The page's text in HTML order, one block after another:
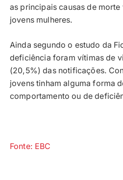
as principais causas de
jovens mulheres.
Ainda segundo o estudo da
deficiência foram vítimas de
(20,5%) das notificações.
jovens tinham alguma forma
comportamento ou de
Fonte: EBC